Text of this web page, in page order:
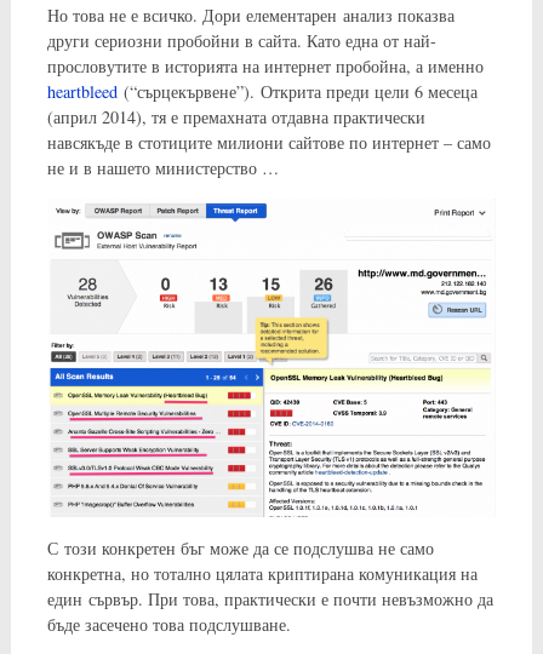
Но това не е всичко. Дори елементарен анализ показва
други сериозни пробойни в сайта. Като една от най-
прословутите в историята на интернет пробойна, а именно
heartbleed(“сърцекървене”). Открита преди цели 6 месеца
(април 2014), тя е премахната отдавна практически
навсякъде в стотиците милиони сайтове по интернет – само
не и в нашето министерство …
С този конкретен бъг може да се подслушва не само
конкретна, но тотално цялата криптирана комуникация на
един сървър. При това, практически е почти невъзможно да
бъде засечено това подслушване.